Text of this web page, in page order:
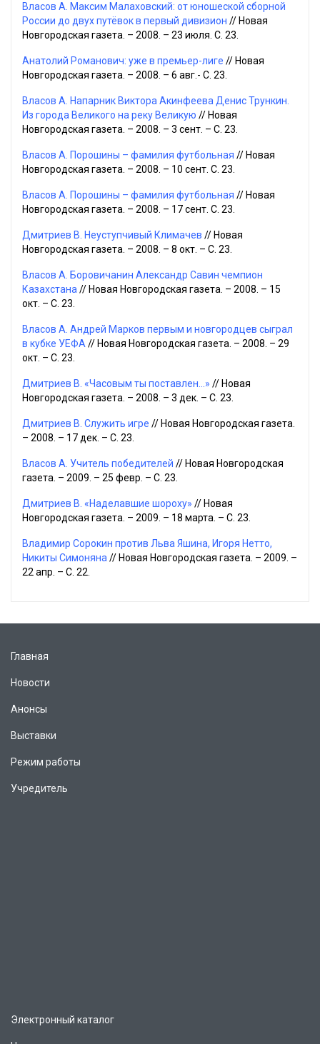
Власов А. Максим Малаховский: от юношеской сборной
России до двух путёвок в первый дивизион // Новая
Новгородская газета. – 2008. – 23 июля. С. 23.
Анатолий Романович: уже в премьер-лиге // Новая
Новгородская газета. – 2008. – 6 авг.- С. 23.
Власов А. Напарник Виктора Акинфеева Денис Трункин.
Из города Великого на реку Великую // Новая
Новгородская газета. – 2008. – 3 сент. – С. 23.
Власов А. Порошины – фамилия футбольная // Новая
Новгородская газета. – 2008. – 10 сент. С. 23.
Власов А. Порошины – фамилия футбольная // Новая
Новгородская газета. – 2008. – 17 сент. С. 23.
Дмитриев В. Неуступчивый Климачев // Новая
Новгородская газета. – 2008. – 8 окт. – С. 23.
Власов А. Боровичанин Александр Савин чемпион
Казахстана// Новая Новгородская газета. – 2008. – 15
окт. – С. 23.
Власов А. Андрей Марков первым и новгородцев сыграл
в кубке УЕФА// Новая Новгородская газета. – 2008. – 29
окт. – С. 23.
Дмитриев В. «Часовым ты поставлен...» // Новая
Новгородская газета. – 2008. – 3 дек. – С. 23.
Дмитриев В. Служить игре // Новая Новгородская газета.
– 2008. – 17 дек. – С. 23.
Власов А. Учитель победителей // Новая Новгородская
газета. – 2009. – 25 февр. – С. 23.
Дмитриев В. «Наделавшие шороху» // Новая
Новгородская газета. – 2009. – 18 марта. – С. 23.
Владимир Сорокин против Льва Яшина, Игоря Нетто,
Никиты Симоняна// Новая Новгородская газета. – 2009. –
22 апр. – С. 22.
Главная
Новости
Анонсы
Выставки
Режим работы
Учредитель
Электронный каталог